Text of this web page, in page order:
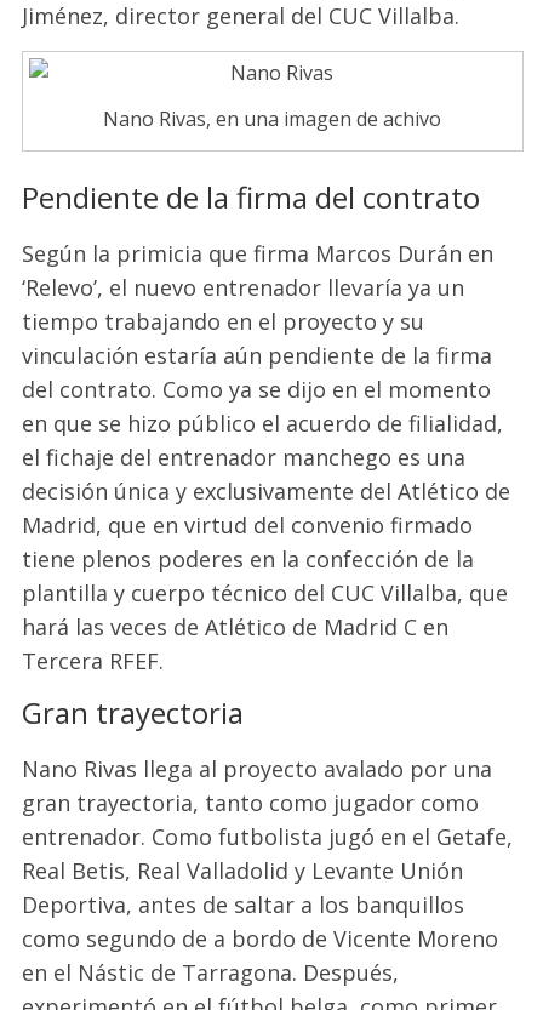
Jiménez, director general del CUC Villalba.
Nano Rivas, en una imagen de achivo
Pendiente de la firma del contrato
Según la primicia que firma Marcos Durán en
‘Relevo’, el nuevo entrenador llevaría ya un
tiempo trabajando en el proyecto y su
vinculación estaría aún pendiente de la firma
del contrato. Como ya se dijo en el momento
en que se hizo público el acuerdo de filialidad,
el fichaje del entrenador manchego es una
decisión única y exclusivamente del Atlético de
Madrid, que en virtud del convenio firmado
tiene plenos poderes en la confección de la
plantilla y cuerpo técnico del CUC Villalba, que
hará las veces de Atlético de Madrid C en
Tercera RFEF.
Gran trayectoria
Nano Rivas llega al proyecto avalado por una
gran trayectoria, tanto como jugador como
entrenador. Como futbolista jugó en el Getafe,
Real Betis, Real Valladolid y Levante Unión
Deportiva, antes de saltar a los banquillos
como segundo de a bordo de Vicente Moreno
en el Nástic de Tarragona. Después,